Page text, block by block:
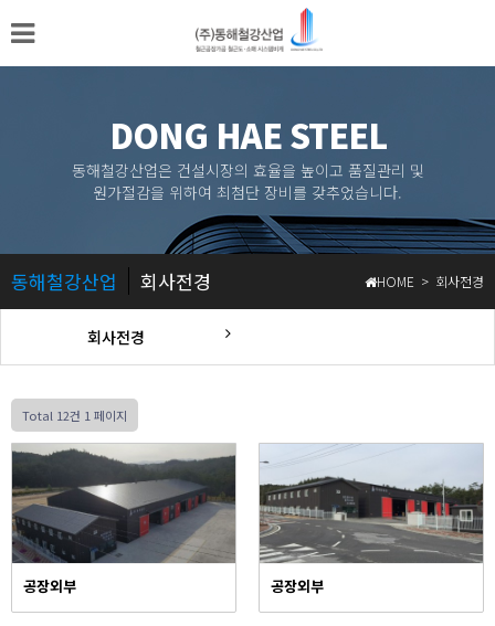
DONG HAE STEEL
동해철강산업은 건설시장의 효율을 높이고 품질관리 및
원가절감을 위하여 최첨단 장비를 갖추었습니다.
동해철강산업 회사전경 HOME > 회사전경
회사전경
Total 12건 1 페이지
공장외부 공장외부